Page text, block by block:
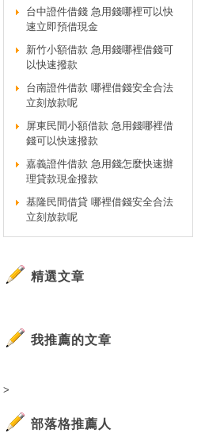
台中證件借錢 急用錢哪裡可以快
速立即預借現金
新竹小額借款 急用錢哪裡借錢可
以快速撥款
台南證件借款 哪裡借錢安全合法
立刻放款呢
屏東民間小額借款 急用錢哪裡借
錢可以快速撥款
嘉義證件借款 急用錢怎麼快速辦
理貸款現金撥款
基隆民間借貸 哪裡借錢安全合法
立刻放款呢
精選文章
我推薦的文章
>
部落格推薦人